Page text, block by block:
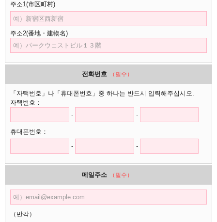
주소1(市区町村)
주소2(番地・建物名)
전화번호 （필수）
「자택번호」나「휴대폰번호」중 하나는 반드시 입력해주십시오.
자택번호：
-
-
휴대폰번호：
-
-
메일주소 （필수）
（반각）